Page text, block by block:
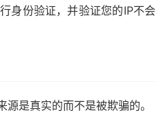
身份验证，并验证您的IP不会
是真实的而不是被欺骗的。